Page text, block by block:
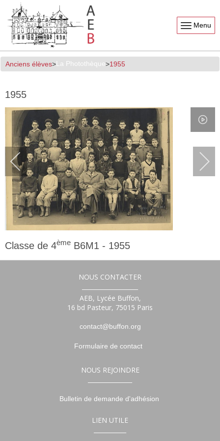
Menu
Anciens élèves La Photothèque 1955
1955
Classe de 4ème B6M1 - 1955
4ème
NOUS CONTACTER
AEB, Lycée Buffon,
16 bd Pasteur, 75015 Paris
contact@buffon.org
Formulaire de contact
NOUS REJOINDRE
Bulletin de demande d'adhésion
LIEN UTILE